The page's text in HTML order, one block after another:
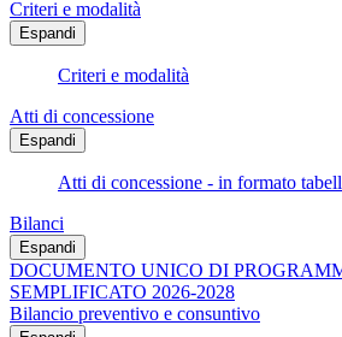
Criteri e modalità
Espandi
Criteri e modalità
Atti di concessione
Espandi
Atti di concessione - in formato
Bilanci
Espandi
DOCUMENTO UNICO DI
SEMPLIFICATO 2026-2028
Bilancio preventivo e consuntivo